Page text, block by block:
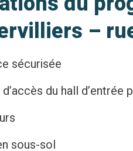
–
sécurisée
du hall d’entrée
sous-sol